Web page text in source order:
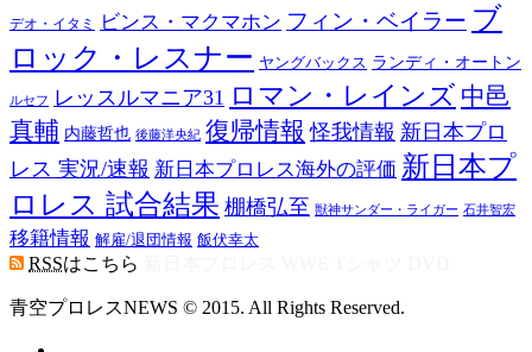
デオ・イタミ ビンス・マクマホン フィン・ベイラー ブ
ロック・レスナー ヤングバックス ランディ・オートン
ルセフ レッスルマニア31 ロマン・レインズ 中邑
真輔 内藤哲也 後藤洋央紀 復帰情報 怪我情報 新日本プロ
レス 実況/速報 新日本プロレス海外の評価 新日本プ
ロレス 試合結果 棚橋弘至 獣神サンダー・ライガー 石井智宏
移籍情報 解雇/退団情報 飯伏幸太
RSSはこちら
青空プロレスNEWS © 2015. All Rights Reserved.